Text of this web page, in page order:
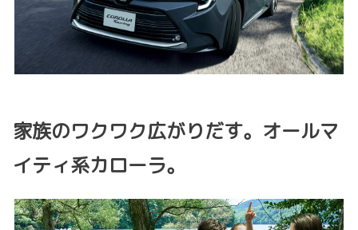
家族のワクワク広がりだす。オールマ
イティ系カローラ。